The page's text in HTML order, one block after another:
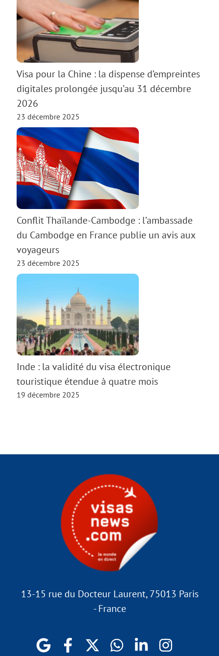
Visa pour la Chine : la dispense d’empreintes
digitales prolongée jusqu’au 31 décembre
2026
23 décembre 2025
Conflit Thaïlande-Cambodge : l’ambassade
du Cambodge en France publie un avis aux
voyageurs
23 décembre 2025
Inde : la validité du visa électronique
touristique étendue à quatre mois
19 décembre 2025
13-15 rue du Docteur Laurent, 75013 Paris
- France